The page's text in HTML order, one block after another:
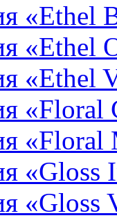
«Ethel
«Ethel
«Ethel
«Floral
«Floral
«Gloss
«Gloss